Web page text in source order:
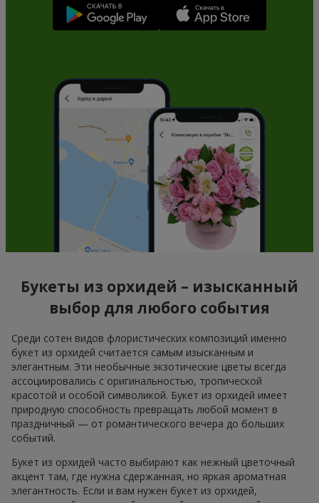
Букеты из орхидей – изысканный
выбор для любого события
Среди сотен видов флористических композиций именно
букет из орхидей считается самым изысканным и
элегантным. Эти необычные экзотические цветы всегда
ассоциировались с оригинальностью, тропической
красотой и особой символикой. Букет из орхидей имеет
природную способность превращать любой момент в
праздничный — от романтического вечера до больших
событий.
Букет из орхидей часто выбирают как нежный цветочный
акцент там, где нужна сдержанная, но яркая ароматная
элегантность. Если и вам нужен букет из орхидей,